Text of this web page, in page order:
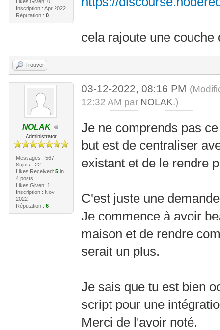
Likes Given: 0
Inscription : Apr 2022
Réputation : 0
cela rajoute une couche
Trouver
NOLAK
Administrator
Messages : 567
Sujets : 22
Likes Received: 5in
4 posts
Likes Given: 1
Inscription : Nov
2022
Réputation : 6
03-12-2022, 08:16 PM
12:32 AM par NOLAK.)
Je ne comprends pas
but est de centraliser
existant et de le rendre
C'est juste une
Je commence à avoir
maison et de rendre
serait un plus.
Je sais que tu est bien
script pour une
Merci de l'avoir noté.